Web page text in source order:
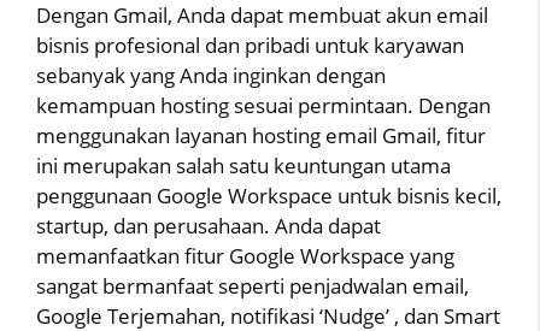
Dengan Gmail, Anda dapat membuat akun email
bisnis profesional dan pribadi untuk karyawan
sebanyak yang Anda inginkan dengan
kemampuan hosting sesuai permintaan. Dengan
menggunakan layanan hosting email Gmail, fitur
ini merupakan salah satu keuntungan utama
penggunaan Google Workspace untuk bisnis kecil,
startup, dan perusahaan. Anda dapat
memanfaatkan fitur Google Workspace yang
sangat bermanfaat seperti penjadwalan email,
Google Terjemahan, notifikasi ‘Nudge’ , dan Smart